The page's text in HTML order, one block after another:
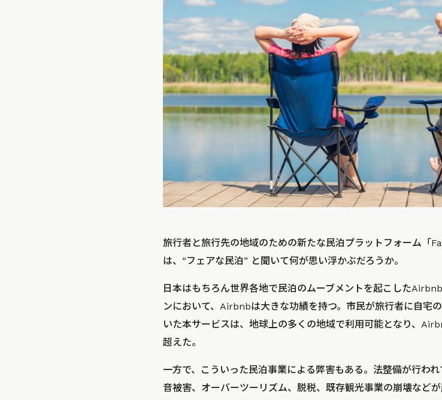
旅行者と旅行先の地域のための新たな民泊プラットフォーム「
は、“フェアな民泊” と聞いて何が思い浮かぶだろうか。
日本はもちろん世界各地で民泊のムーブメントを起こした
ンにおいて、Airbnbは大きな功績を持つ。市民が旅行者に自宅
いた本サービスは、地球上の多くの地域で利用可能となり、
超えた。
一方で、こういった民泊事業による弊害もある。法整備が行わ
音被害、オーバーツーリズム、脱税、既存観光事業の崩壊など